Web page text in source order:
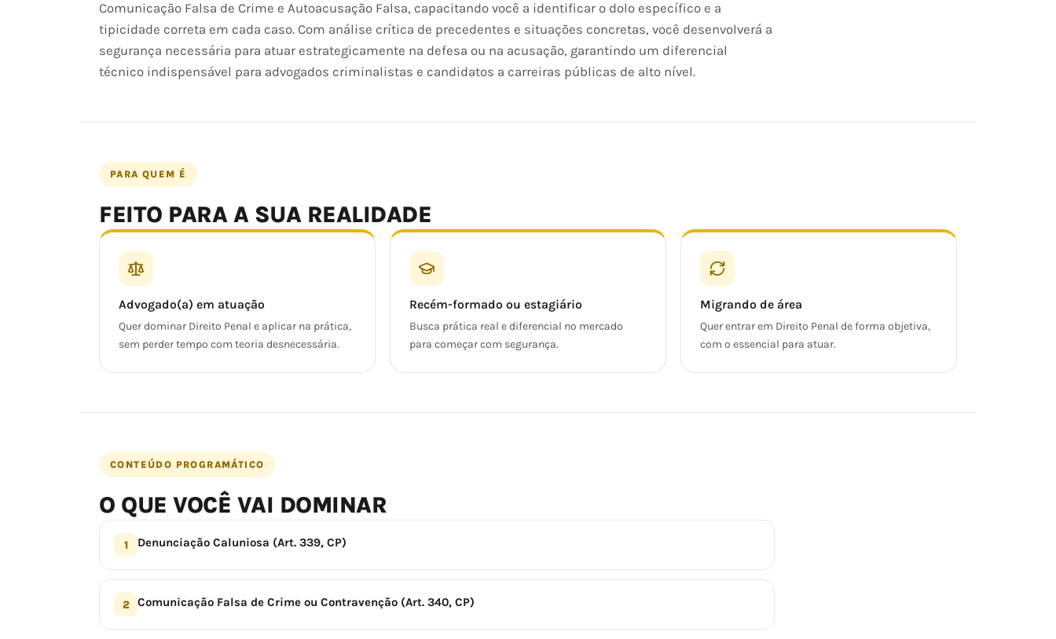
Comunicação Falsa de Crime e Autoacusação Falsa, capacitando você a identificar o dolo específico e a
tipicidade correta em cada caso. Com análise crítica de precedentes e situações concretas, você desenvolverá a
segurança necessária para atuar estrategicamente na defesa ou na acusação, garantindo um diferencial
técnico indispensável para advogados criminalistas e candidatos a carreiras públicas de alto nível.
PARA QUEM É
FEITO PARA A SUA REALIDADE
Advogado(a) em atuação
Quer dominar Direito Penal e aplicar na prática,
sem perder tempo com teoria desnecessária.
Recém-formado ou estagiário
Busca prática real e diferencial no mercado
para começar com segurança.
Migrando de área
Quer entrar em Direito Penal de forma objetiva,
com o essencial para atuar.
CONTEÚDO PROGRAMÁTICO
O QUE VOCÊ VAI DOMINAR
1 Denunciação Caluniosa (Art. 339, CP)
2 Comunicação Falsa de Crime ou Contravenção (Art. 340, CP)